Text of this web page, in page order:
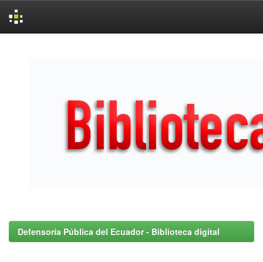
Defensoría Pública del Ecuador - Biblioteca digital